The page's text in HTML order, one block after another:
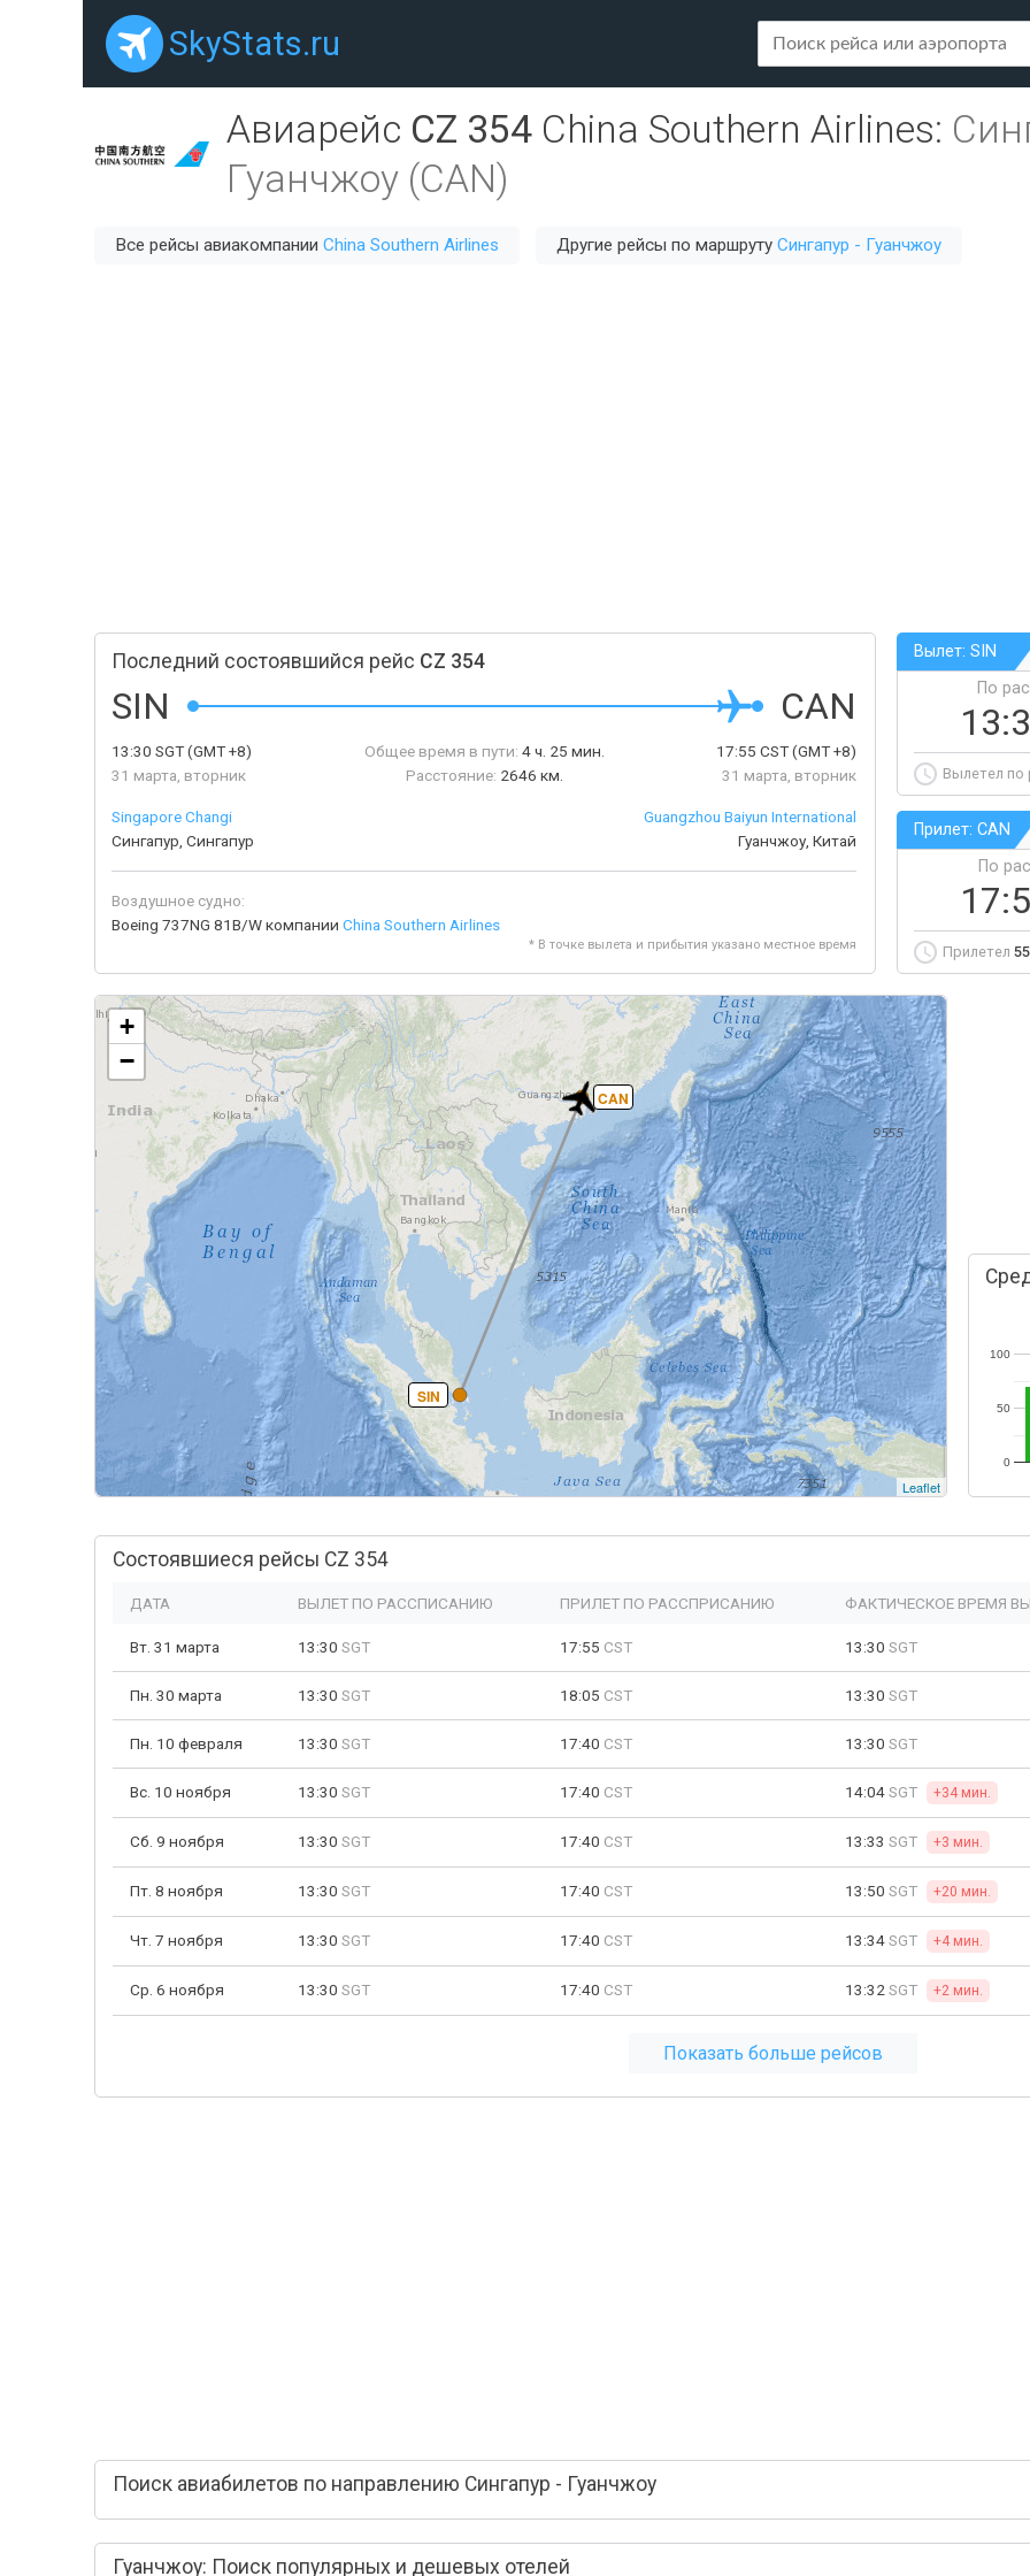
SkyStats.ru
Авиарейс CZ 354 China Southern Airlines:
Гуанчжоу (CAN)
Все рейсы авиакомпании China Southern Airlines Другие рейсы по маршруту Сингапур - Гуанчжоу
Последний состоявшийся рейс CZ 354
SIN CAN
13:30 SGT(GMT +8)
31 марта, вторник
Общее время в пути: 4 ч. 25 мин.
Расстояние: 2646 км.
17:55 CST(GMT +8)
31 марта, вторник
Singapore Changi
Сингапур, Сингапур
Guangzhou Baiyun International
Гуанчжоу, Китай
Воздушное судно:
Boeing 737NG 81B/W компании China Southern Airlines
* В точке вылета и прибытия указано местное время
Вылет: SIN
По
Вылетел по
Прилет: CAN
По
Прилетел
SIN
CAN
+
−
Leaflet
0
50
100
Состоявшиеся рейсы CZ 354
ДАТА ВЫЛЕТ ПО РАССПИСАНИЮ ПРИЛЕТ ПО РАССПРИСАНИЮ ФАКТИЧЕСКОЕ ВРЕМЯ
Вт. 31 марта 13:30 SGT 17:55 CST 13:30 SGT
Пн. 30 марта 13:30 SGT 18:05 CST 13:30 SGT
Пн. 10 февраля 13:30 SGT 17:40 CST 13:30 SGT
Вс. 10 ноября 13:30 SGT 17:40 CST 14:04SGT +34 мин.
Сб. 9 ноября 13:30 SGT 17:40 CST 13:33 SGT +3 мин.
Пт. 8 ноября 13:30 SGT 17:40 CST 13:50 SGT +20 мин.
Чт. 7 ноября 13:30 SGT 17:40 CST 13:34SGT +4 мин.
Ср. 6 ноября 13:30 SGT 17:40 CST 13:32 SGT +2 мин.
Показать больше рейсов
Поиск авиабилетов по направлению Сингапур - Гуанчжоу
Гуанчжоу: Поиск популярных и дешевых отелей